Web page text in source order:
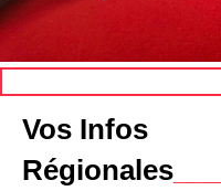
Vos Infos
Régionales